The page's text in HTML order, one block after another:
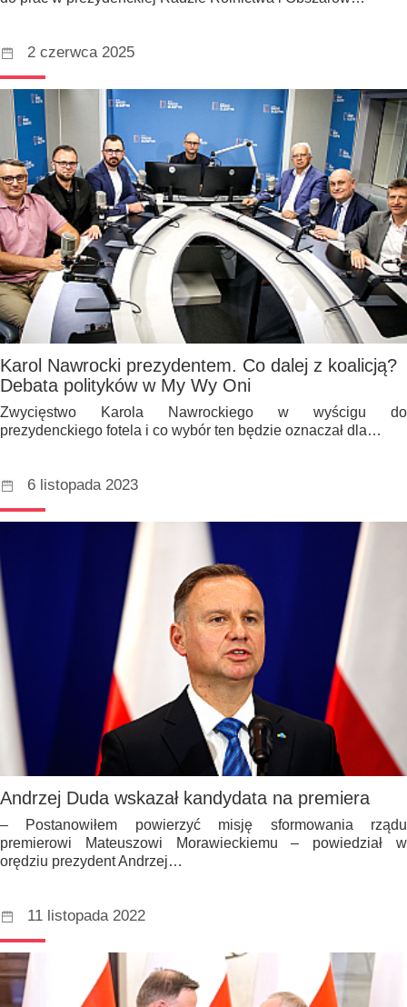
2 czerwca 2025
Karol Nawrocki prezydentem. Co dalej z koalicją?
Debata polityków w My Wy Oni
Zwycięstwo Karola Nawrockiego w wyścigu do
prezydenckiego fotela i co wybór ten będzie oznaczał dla…
6 listopada 2023
Andrzej Duda wskazał kandydata na premiera
– Postanowiłem powierzyć misję sformowania rządu
premierowi Mateuszowi Morawieckiemu – powiedział w
orędziu prezydent Andrzej…
11 listopada 2022